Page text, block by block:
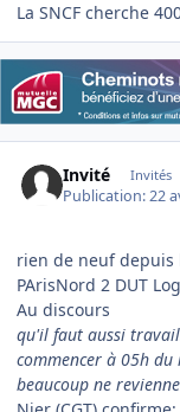
La SNCF cherche
Invité Invités
Publication:22
rien de neuf depuis
PArisNord 2 DUT
Au discours
qu'il faut aussi
commencer à 05h
beaucoup ne